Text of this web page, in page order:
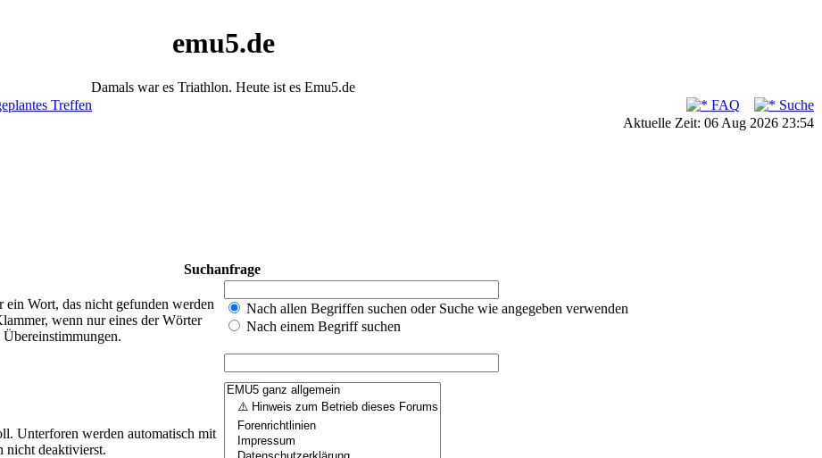
emu5.de
Damals war es Triathlon. Heute ist es Emu5.de
Treffen FAQ
Suche
Aktuelle Zeit: 06 Aug 2026 23:54
Suchanfrage
ein Wort, das nicht gefunden werden
wenn nur eines der Wörter
Nach allen Begriffen suchen oder Suche wie angegeben verwenden
Nach einem Begriff suchen
Unterforen werden automatisch mit
nicht deaktivierst.